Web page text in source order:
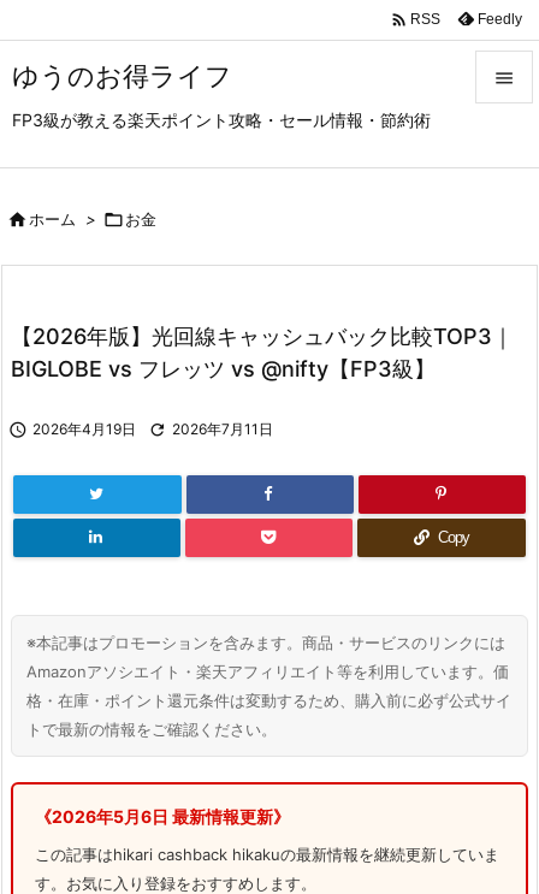
ゆうのお得ライフ
FP3級が教える楽天ポイント攻略・セール情報・節約術

 RSS Feedly
ホーム > お金
【2026年版】光回線キャッシュバック比較TOP3｜
BIGLOBE vs フレッツ vs @nifty【FP3級】
 2026年4月19日  2026年7月11日
Copy
※本記事はプロモーションを含みます。商品・サービスのリンクには
Amazonアソシエイト・楽天アフィリエイト等を利用しています。価
格・在庫・ポイント還元条件は変動するため、購入前に必ず公式サイ
トで最新の情報をご確認ください。
《2026年5月6日 最新情報更新》
この記事はhikari cashback hikakuの最新情報を継続更新していま
す。お気に入り登録をおすすめします。